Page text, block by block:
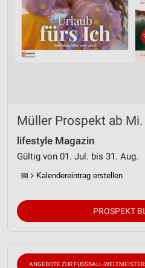
Müller Prospekt ab
lifestyle Magazin
Gültig von 01. Jul. bis 31. Aug.
📅 Kalendereintrag erstellen
PROSPEKT
ANGEBOTE ZUR FUSSBALL-